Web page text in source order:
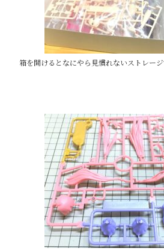
箱を開けるとなにやら見慣れないストレー